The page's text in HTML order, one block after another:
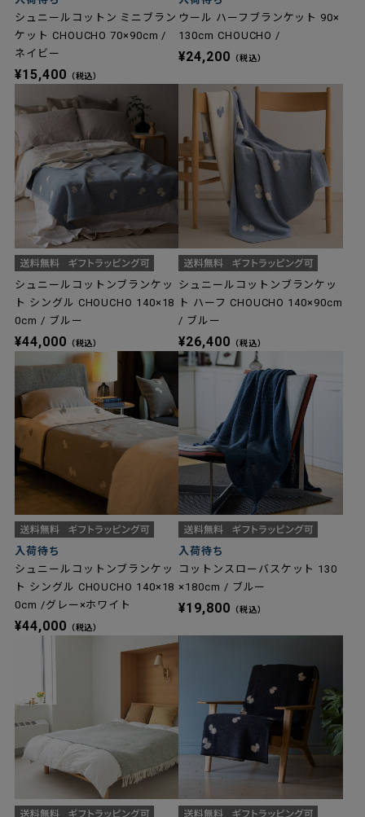
シュニールコットン ミニブラン
ケット CHOUCHO 70×90cm /
ネイビー
¥15,400 （税込）
ウール ハーフブランケット 90×
130cm CHOUCHO /
¥24,200 （税込）
シュニールコットンブランケッ
ト シングル CHOUCHO 140×18
0cm / ブルー
¥44,000 （税込）
シュニールコットンブランケッ
ト ハーフ CHOUCHO 140×90cm
/ ブルー
¥26,400 （税込）
入荷待ち
シュニールコットンブランケッ
ト シングル CHOUCHO 140×18
0cm /グレー×ホワイト
¥44,000 （税込）
入荷待ち
コットンスローバスケット 130
×180cm / ブルー
¥19,800 （税込）